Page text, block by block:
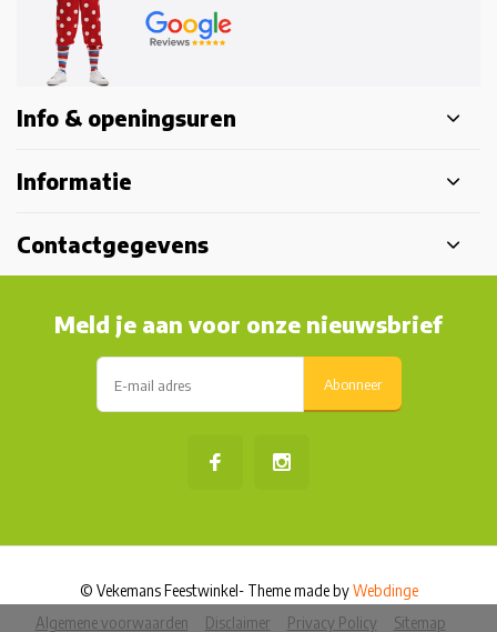
Info & openingsuren
Informatie
Contactgegevens
Meld je aan voor onze nieuwsbrief
Abonneer
Algemene voorwaarden Disclaimer Privacy Policy Sitemap
© Vekemans Feestwinkel- Theme made byWebdinge